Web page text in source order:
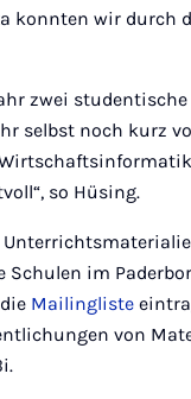
konnten wir durch
zwei
selbst noch kurz
so Hüsing.
im
Mailingliste
von